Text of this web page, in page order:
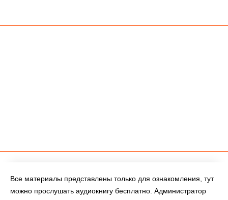
Все материалы представлены только для ознакомления, тут
можно прослушать аудиокнигу бесплатно. Администратор